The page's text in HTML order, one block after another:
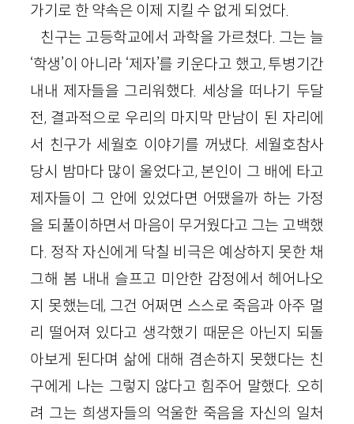
가기로 한 약속은 이제 지킬 수 없게 되었다.
친구는 고등학교에서 과학을 가르쳤다. 그는 늘
‘학생’이 아니라 ‘제자’를 키운다고 했고, 투병기간
내내 제자들을 그리워했다. 세상을 떠나기 두달
전, 결과적으로 우리의 마지막 만남이 된 자리에
서 친구가 세월호 이야기를 꺼냈다. 세월호참사
당시 밤마다 많이 울었다고, 본인이 그 배에 타고
제자들이 그 안에 있었다면 어땠을까 하는 가정
을 되풀이하면서 마음이 무거웠다고 그는 고백했
다. 정작 자신에게 닥칠 비극은 예상하지 못한 채
그해 봄 내내 슬프고 미안한 감정에서 헤어나오
지 못했는데, 그건 어쩌면 스스로 죽음과 아주 멀
리 떨어져 있다고 생각했기 때문은 아닌지 되돌
아보게 된다며 삶에 대해 겸손하지 못했다는 친
구에게 나는 그렇지 않다고 힘주어 말했다. 오히
려 그는 희생자들의 억울한 죽음을 자신의 일처